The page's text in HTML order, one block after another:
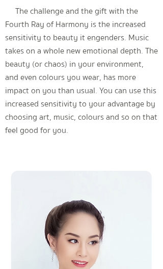
The challenge and the gift with the
Fourth Ray of Harmony is the increased
sensitivity to beauty it engenders. Music
takes on a whole new emotional depth. The
beauty (or chaos) in your environment,
and even colours you wear, has more
impact on you than usual. You can use this
increased sensitivity to your advantage by
choosing art, music, colours and so on that
feel good for you.